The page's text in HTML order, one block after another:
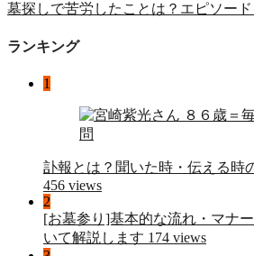
墓探しで苦労したことは？エピソー
ランキング
1
訃報とは？聞いた時・伝える時
456 views
2
[お墓参り]基本的な流れ・マナ
いて解説します 174 views